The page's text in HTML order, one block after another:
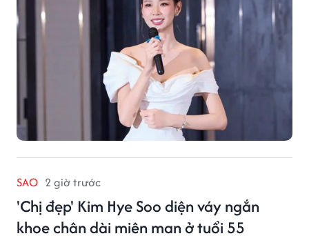
SAO 2 giờ trước
'Chị đẹp' Kim Hye Soo diện váy ngắn
khoe chân dài miên man ở tuổi 55